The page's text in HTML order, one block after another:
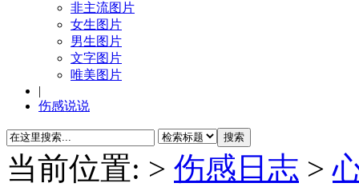
非主流图片
女生图片
男生图片
文字图片
唯美图片
|
伤感说说
当前位置: > 伤感日志 >